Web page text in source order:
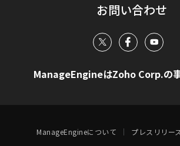
お問い合わせ
ManageEngineはZoho Corp.の
ManageEngineについて プレスリリース